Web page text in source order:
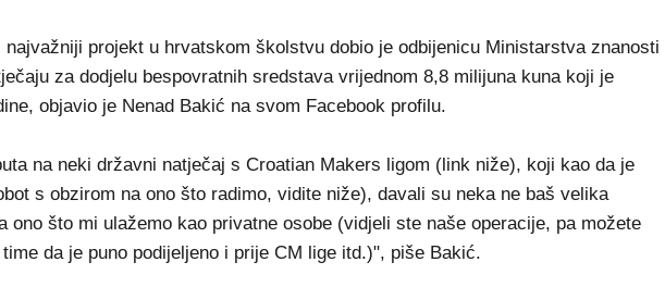
najvažniji projekt u hrvatskom školstvu dobio je odbijenicu Ministarstva znanosti
za dodjelu bespovratnih sredstava vrijednom 8,8 milijuna kuna koji je
objavio je Nenad Bakić na svom Facebook profilu.
na neki državni natječaj s Croatian Makers ligom (link niže), koji kao da je
s obzirom na ono što radimo, vidite niže), davali su neka ne baš velika
ono što mi ulažemo kao privatne osobe (vidjeli ste naše operacije, pa možete
da je puno podijeljeno i prije CM lige itd.)", piše Bakić.